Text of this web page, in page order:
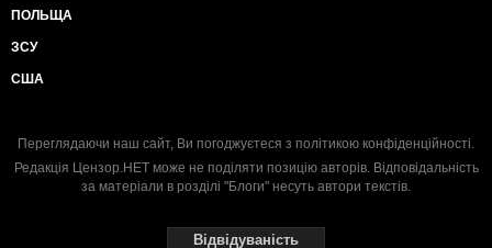
ПОЛЬЩА
ЗСУ
США
Переглядаючи наш сайт, Ви погоджуєтеся з політикою конфіденційності.
Редакція Цензор.НЕТ може не поділяти позицію авторів. Відповідальність
за матеріали в розділі "Блоги" несуть автори текстів.
Відвідуваність